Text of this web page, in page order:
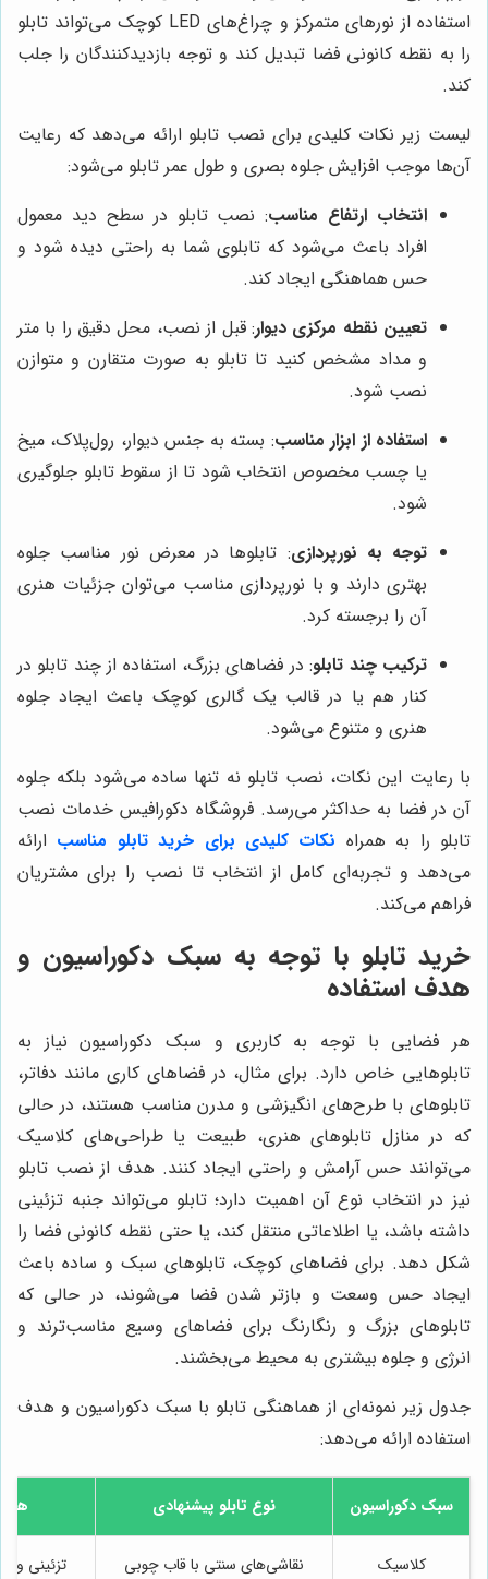
استفاده از نورهای متمرکز و چراغ‌های LED کوچک می‌تواند تابلو
را به نقطه کانونی فضا تبدیل کند و توجه بازدیدکنندگان را جلب
کند.
لیست زیر نکات کلیدی برای نصب تابلو ارائه می‌دهد که رعایت
آن‌ها موجب افزایش جلوه بصری و طول عمر تابلو می‌شود:
انتخاب ارتفاع مناسب: نصب تابلو در سطح دید معمول
افراد باعث می‌شود که تابلوی شما به راحتی دیده شود و
حس هماهنگی ایجاد کند.
تعیین نقطه مرکزی دیوار: قبل از نصب، محل دقیق را با متر
و مداد مشخص کنید تا تابلو به صورت متقارن و متوازن
نصب شود.
استفاده از ابزار مناسب: بسته به جنس دیوار، رول‌پلاک، میخ
یا چسب مخصوص انتخاب شود تا از سقوط تابلو جلوگیری
شود.
توجه به نورپردازی: تابلوها در معرض نور مناسب جلوه
بهتری دارند و با نورپردازی مناسب می‌توان جزئیات هنری
آن را برجسته کرد.
ترکیب چند تابلو: در فضاهای بزرگ، استفاده از چند تابلو در
کنار هم یا در قالب یک گالری کوچک باعث ایجاد جلوه
هنری و متنوع می‌شود.
با رعایت این نکات، نصب تابلو نه تنها ساده می‌شود بلکه جلوه
آن در فضا به حداکثر می‌رسد. فروشگاه دکورافیس خدمات نصب
تابلو را به همراه نکات کلیدی برای خرید تابلو مناسب ارائه
می‌دهد و تجربه‌ای کامل از انتخاب تا نصب را برای مشتریان
فراهم می‌کند.
خرید تابلو با توجه به سبک دکوراسیون و
هدف استفاده
هر فضایی با توجه به کاربری و سبک دکوراسیون نیاز به
تابلوهایی خاص دارد. برای مثال، در فضاهای کاری مانند دفاتر،
تابلوهای با طرح‌های انگیزشی و مدرن مناسب هستند، در حالی
که در منازل تابلوهای هنری، طبیعت یا طراحی‌های کلاسیک
می‌توانند حس آرامش و راحتی ایجاد کنند. هدف از نصب تابلو
نیز در انتخاب نوع آن اهمیت دارد؛ تابلو می‌تواند جنبه تزئینی
داشته باشد، یا اطلاعاتی منتقل کند، یا حتی نقطه کانونی فضا را
شکل دهد. برای فضاهای کوچک، تابلوهای سبک و ساده باعث
ایجاد حس وسعت و بازتر شدن فضا می‌شوند، در حالی که
تابلوهای بزرگ و رنگارنگ برای فضاهای وسیع مناسب‌ترند و
انرژی و جلوه بیشتری به محیط می‌بخشند.
جدول زیر نمونه‌ای از هماهنگی تابلو با سبک دکوراسیون و هدف
استفاده ارائه می‌دهد:
سبک دکوراسیون نوع تابلو پیشنهادی
کلاسیک نقاشی‌های سنتی با قاب چوبی تزئینی و